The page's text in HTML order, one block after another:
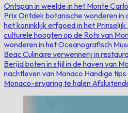
Ontspan in weelde in het Monte
PrixOntdek botanische wonderen in
het koninklijk erfgoed in het Prinselijk
culturele hoogten op de Rots van
wonderen in het Oceanografisch
BeacCulinaire verwennerij in
Berijd boten in stijl in de haven van
nachtleven van Monaco Handige
Monaco-ervaring te halen